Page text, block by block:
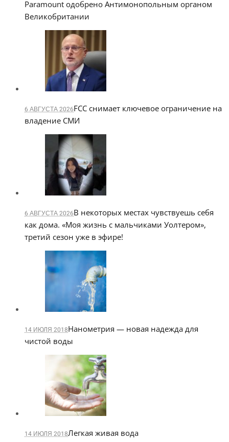
Paramount одобрено Антимонопольным органом
Великобритании
6 АВГУСТА 2026FCC снимает ключевое ограничение на
владение СМИ
6 АВГУСТА 2026В некоторых местах чувствуешь себя
как дома. «Моя жизнь с мальчиками Уолтером»,
третий сезон уже в эфире!
14 ИЮЛЯ 2018Нанометрия — новая надежда для
чистой воды
14 ИЮЛЯ 2018Легкая живая вода